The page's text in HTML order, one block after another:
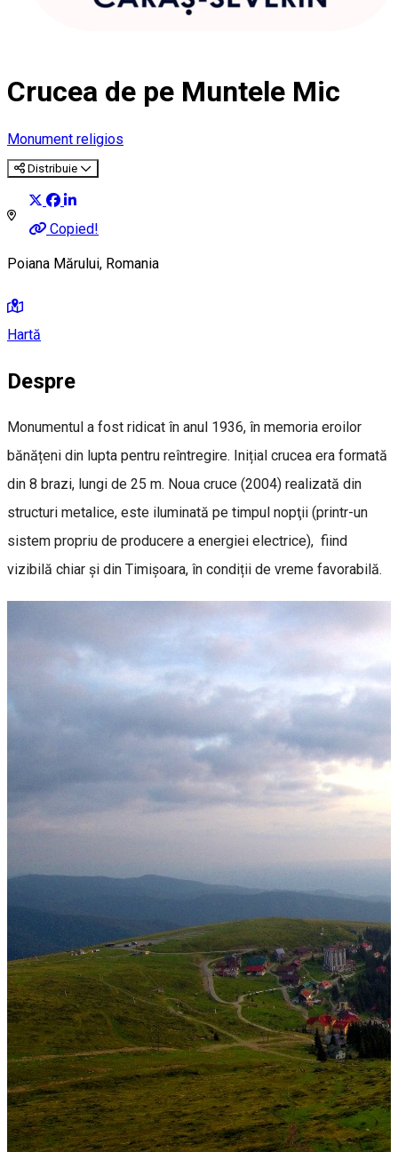
Crucea de pe Muntele Mic
Monument religios
Distribuie
Copied!
Poiana Mărului, Romania
Hartă
Despre
Monumentul a fost ridicat în anul 1936, în memoria eroilor
bănățeni din lupta pentru reîntregire. Inițial crucea era formată
din 8 brazi, lungi de 25 m. Noua cruce (2004) realizată din
structuri metalice, este iluminată pe timpul nopţii (printr-un
sistem propriu de producere a energiei electrice), fiind
vizibilă chiar şi din Timişoara, în condiții de vreme favorabilă.